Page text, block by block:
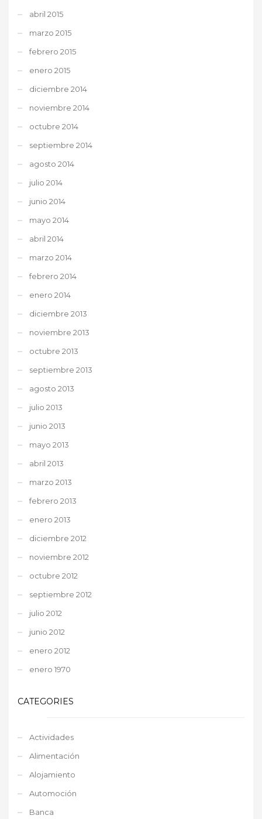
abril 2015
marzo 2015
febrero 2015
enero 2015
diciembre 2014
noviembre 2014
octubre 2014
septiembre 2014
agosto 2014
julio 2014
junio 2014
mayo 2014
abril 2014
marzo 2014
febrero 2014
enero 2014
diciembre 2013
noviembre 2013
octubre 2013
septiembre 2013
agosto 2013
julio 2013
junio 2013
mayo 2013
abril 2013
marzo 2013
febrero 2013
enero 2013
diciembre 2012
noviembre 2012
octubre 2012
septiembre 2012
julio 2012
junio 2012
enero 2012
enero 1970
CATEGORIES
Actividades
Alimentación
Alojamiento
Automoción
Banca